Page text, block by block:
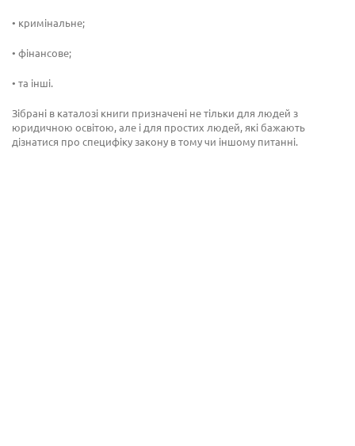
• кримінальне;
• фінансове;
• та інші.
Зібрані в каталозі книги призначені не тільки для людей з
юридичною освітою, але і для простих людей, які бажають
дізнатися про специфіку закону в тому чи іншому питанні.